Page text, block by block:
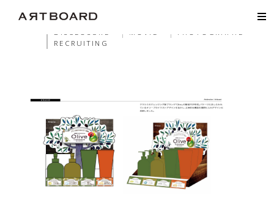
ALL WEB HP
GRAPHIC
DISCLOSURE
MOVIE
PHOTOGRAPHE
RECRUITING